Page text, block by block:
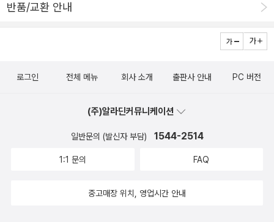
반품/교환 안내
로그인 전체 메뉴 회사 소개 출판사 안내 PC 버전
(주)알라딘커뮤니케이션
일반문의 (발신자 부담) 1544-2514
1:1 문의 FAQ
중고매장 위치, 영업시간 안내